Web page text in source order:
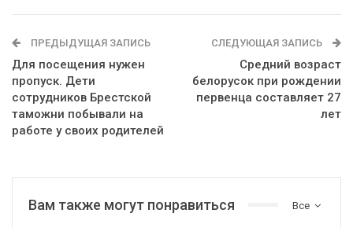
ПРЕДЫДУЩАЯ ЗАПИСЬ
Для посещения нужен
пропуск. Дети
сотрудников Брестской
таможни побывали на
работе у своих родителей
СЛЕДУЮЩАЯ ЗАПИСЬ
Средний возраст
белорусок при рождении
первенца составляет 27
лет
Все
Вам также могут понравиться